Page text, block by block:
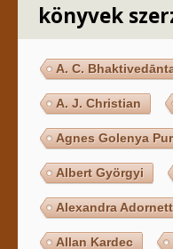
könyvek
A. C.
A. J. Christian
Agnes Golenya
Albert Györgyi
Alexandra
Allan Kardec